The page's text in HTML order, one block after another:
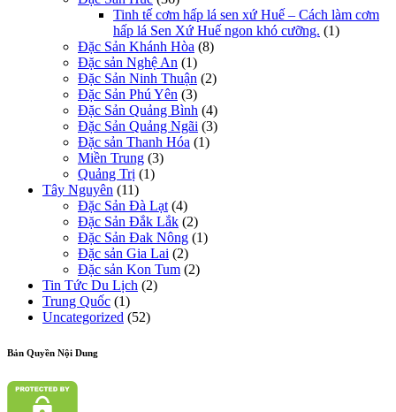
Tinh tế cơm hấp lá sen xứ Huế – Cách làm cơm
hấp lá Sen Xứ Huế ngon khó cưỡng. (1)
Đặc Sản Khánh Hòa (8)
Đặc sản Nghệ An (1)
Đặc Sản Ninh Thuận (2)
Đặc Sản Phú Yên (3)
Đặc Sản Quảng Bình (4)
Đặc Sản Quảng Ngãi (3)
Đặc sản Thanh Hóa (1)
Miền Trung (3)
Quảng Trị (1)
Tây Nguyên (11)
Đặc Sản Đà Lạt (4)
Đặc Sản Đắk Lắk (2)
Đặc Sản Đak Nông (1)
Đặc sản Gia Lai (2)
Đặc sản Kon Tum (2)
Tin Tức Du Lịch (2)
Trung Quốc (1)
Uncategorized (52)
Bản Quyền Nội Dung